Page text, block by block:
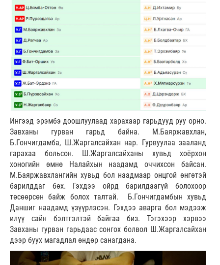
Ингээд эрэмбэ доошлуулаад харахаар гарьдууд руу орно.
Завханы гурван гарьд байна. М.Баяржавхлан,
Б.Гончигдамба, Ш.Жаргалсайхан нар. Гурвуулаа зааланд
гарахаа больсон. Ш.Жаргалсайханы хувьд хоёрхон
хоногийн өмнө Налайхын наадамд оччихсон байсан.
М.Баяржавхлангийн хувьд бол наадмаар онцгой өнгөтэй
барилддаг бөх. Гэхдээ ойрд барилдаагүй болохоор
төсөөрсөн байж болох талтай. Б.Гончигдамбын хувьд
Даншиг наадамд үзүүрлэсэн. Гэхдээ аварга бол мэдээж
илүү сайн бэлтгэлтэй байгаа биз. Тэгэхээр хэрвээ
Завханы гурван гарьдаас сонгох болвол Ш.Жаргалсайхан
дээр буух магадлал өндөр санагдана.